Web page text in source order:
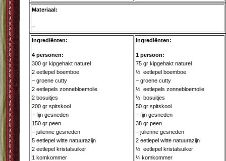
Materiaal:
–
Ingrediënten:
4 personen:
300 gr kipgehakt naturel
2 eetlepel boemboe
– groene cutty
2 eetlepels zonnebloemolie
2 bosuitjes
200 gr spitskool
– fijn gesneden
150 gr peen
– julienne gesneden
5 eetlepel witte natuurazijn
2 eetlepel kristalsuiker
1 komkommer
Ingrediënten:
1 persoon:
75 gr kipgehakt naturel
½ eetlepel boemboe
– groene cutty
½ eetlepels zonnebloemolie
½ bosuitjes
50 gr spitskool
– fijn gesneden
38 gr peen
– julienne gesneden
2 eetlepel witte natuurazijn
½ eetlepel kristalsuiker
¼ komkommer